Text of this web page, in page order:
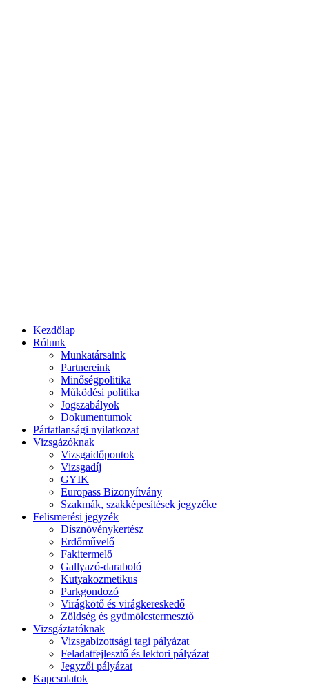
Kezdőlap
Rólunk
Munkatársaink
Partnereink
Minőségpolitika
Működési politika
Jogszabályok
Dokumentumok
Pártatlansági nyilatkozat
Vizsgázóknak
Vizsgaidőpontok
Vizsgadíj
GYIK
Europass Bizonyítvány
Szakmák, szakképesítések jegyzéke
Felismerési jegyzék
Dísznövénykertész
Erdőművelő
Fakitermelő
Gallyazó-daraboló
Kutyakozmetikus
Parkgondozó
Virágkötő és virágkereskedő
Zöldség és gyümölcstermesztő
Vizsgáztatóknak
Vizsgabizottsági tagi pályázat
Feladatfejlesztő és lektori pályázat
Jegyzői pályázat
Kapcsolatok